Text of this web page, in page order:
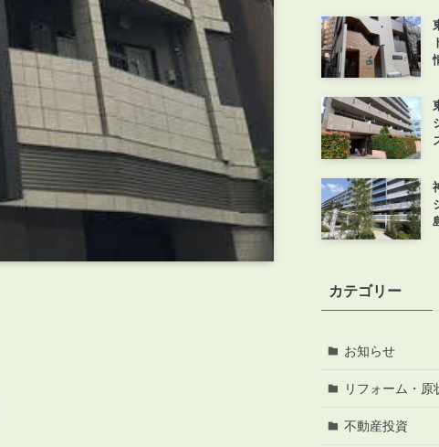
カテゴリー
お知らせ
リフォーム・原
不動産投資